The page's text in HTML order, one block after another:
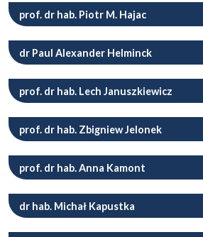
prof. dr hab. Piotr M. Hajac
dr Paul Alexander Helminck
prof. dr hab. Lech Januszkiewicz
prof. dr hab. Zbigniew Jelonek
prof. dr hab. Anna Kamont
dr hab. Michał Kapustka